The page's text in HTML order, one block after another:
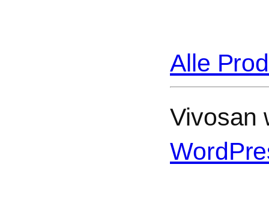
Alle
Vivosan